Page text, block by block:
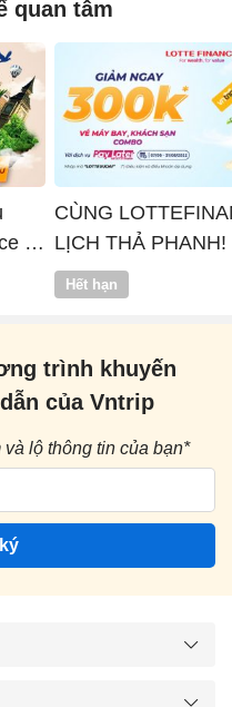
quan tâm
x
CÙNG
LỊCH THẢ PHANH!
Hết hạn
trình khuyến
của Vntrip
lộ thông tin của bạn*